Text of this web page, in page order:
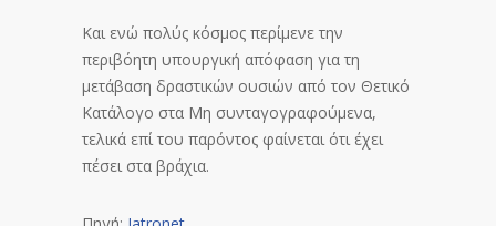
Και ενώ πολύς κόσμος περίμενε την
περιβόητη υπουργική απόφαση για τη
μετάβαση δραστικών ουσιών από τον Θετικό
Κατάλογο στα Μη συνταγογραφούμενα,
τελικά επί του παρόντος φαίνεται ότι έχει
πέσει στα βράχια.